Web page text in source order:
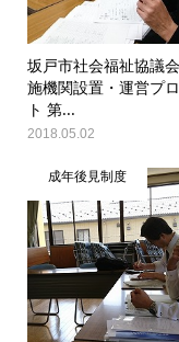
坂戸市社会福祉協議
施機関設置・運営プ
ト 第...
2018.05.02
成年後見制度